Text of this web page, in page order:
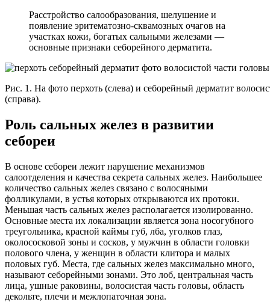
Расстройство салообразования, шелушение и
появление эритематозно-сквамозных очагов на
участках кожи, богатых сальными железами —
основные признаки себорейного дерматита.
Рис. 1. На фото перхоть (слева) и себорейный дерматит
(справа).
Роль сальных желез в развитии
себореи
В основе себореи лежит нарушение механизмов
салоотделения и качества секрета сальных желез. Наибольшее
количество сальных желез связано с волосяными
фолликулами, в устья которых открываются их протоки.
Меньшая часть сальных желез располагается изолированно.
Основные места их локализации является зона носогубного
треугольника, красной каймы губ, лба, уголков глаз,
околосоcковой зоны и сосков, у мужчин в области головки
полового члена, у женщин в области клитора и малых
половых губ. Места, где сальных желез максимально много,
называют себорейными зонами. Это лоб, центральная часть
лица, ушные раковины, волосистая часть головы, область
декольте, плечи и межлопаточная зона.